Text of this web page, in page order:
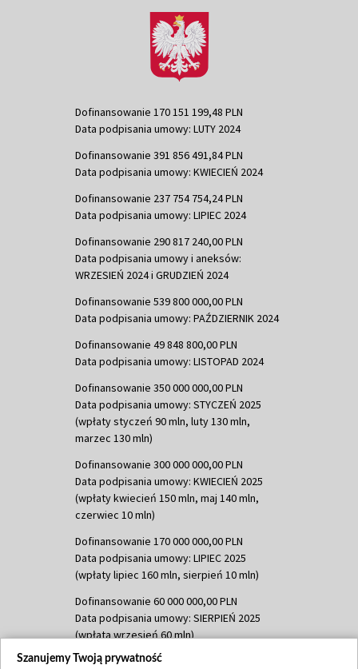
Dofinansowanie 170 151 199,48 PLN
Data podpisania umowy: LUTY 2024
Dofinansowanie 391 856 491,84 PLN
Data podpisania umowy: KWIECIEŃ 2024
Dofinansowanie 237 754 754,24 PLN
Data podpisania umowy: LIPIEC 2024
Dofinansowanie 290 817 240,00 PLN
Data podpisania umowy i aneksów:
WRZESIEŃ 2024 i GRUDZIEŃ 2024
Dofinansowanie 539 800 000,00 PLN
Data podpisania umowy: PAŹDZIERNIK 2024
Dofinansowanie 49 848 800,00 PLN
Data podpisania umowy: LISTOPAD 2024
Dofinansowanie 350 000 000,00 PLN
Data podpisania umowy: STYCZEŃ 2025
(wpłaty styczeń 90 mln, luty 130 mln,
marzec 130 mln)
Dofinansowanie 300 000 000,00 PLN
Data podpisania umowy: KWIECIEŃ 2025
(wpłaty kwiecień 150 mln, maj 140 mln,
czerwiec 10 mln)
Dofinansowanie 170 000 000,00 PLN
Data podpisania umowy: LIPIEC 2025
(wpłaty lipiec 160 mln, sierpień 10 mln)
Dofinansowanie 60 000 000,00 PLN
Data podpisania umowy: SIERPIEŃ 2025
(wpłata wrzesień 60 mln)
Dofinansowanie 635 783 051,21 PLN
Szanujemy Twoją prywatność